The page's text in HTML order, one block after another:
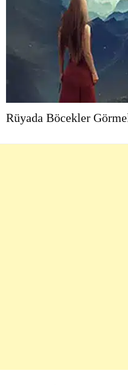
Rüyada Böcekler